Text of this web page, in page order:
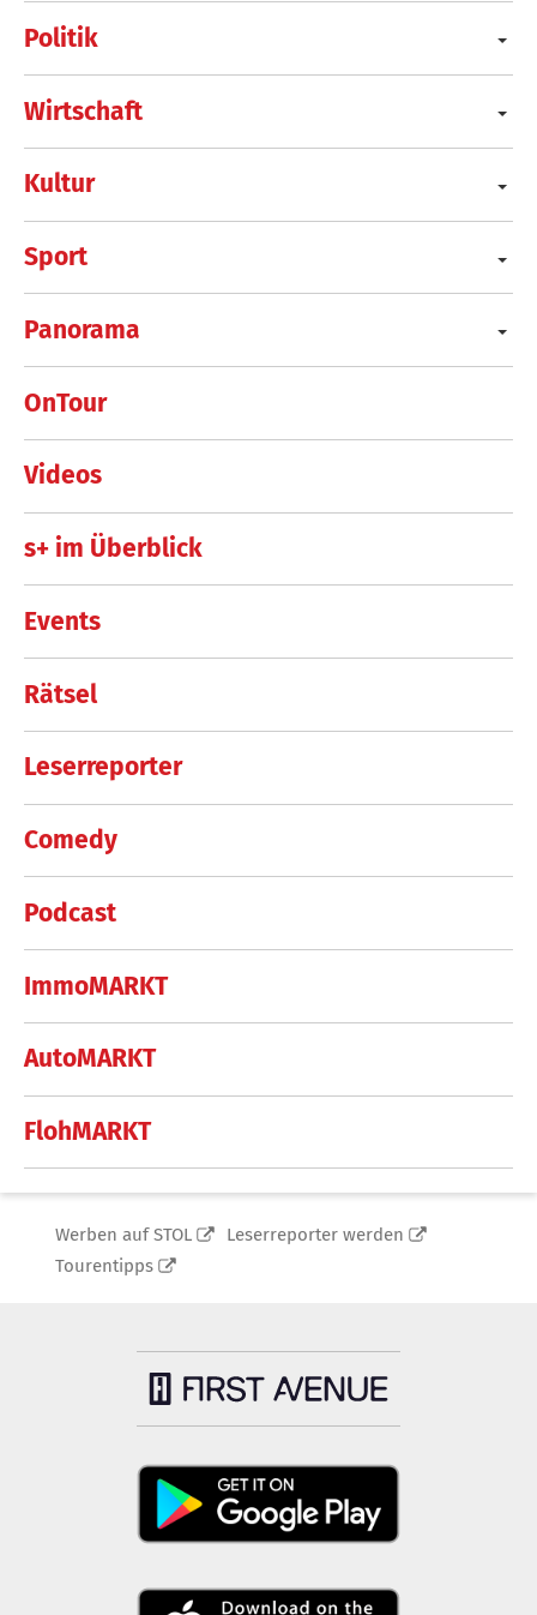
Politik
Wirtschaft
Kultur
Sport
Panorama
OnTour
Videos
s+ im Überblick
Events
Rätsel
Leserreporter
Comedy
Podcast
ImmoMARKT
AutoMARKT
FlohMARKT
Werben auf STOL
Leserreporter werden
Tourentipps